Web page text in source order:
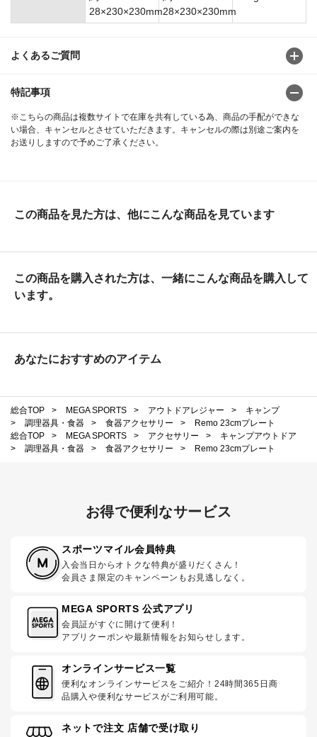
よくあるご質問
特記事項
※こちらの商品は複数サイトで在庫を共有している為、商品の手配ができな
い場合、キャンセルとさせていただきます。キャンセルの際は別途ご案内を
お送りしますので予めご了承ください。
28×230×230mm28×230×230mm
この商品を見た方は、他にこんな商品を見ています
この商品を購入された方は、一緒にこんな商品を購入して
います。
あなたにおすすめのアイテム
総合TOP > MEGA SPORTS > アウトドアレジャー >
キャンプ
>
調理器具・食器 > 食器アクセサリー >
Remo 23cmプレート
総合TOP
> MEGA SPORTS > アクセサリー >
キャンプアウトドア
>
調理器具・食器 > 食器アクセサリー > Remo 23cmプレート
お得で便利なサービス
スポーツマイル会員特典
入会当日からオトクな特典が盛りだくさん！
会員さま限定のキャンペーンもお見逃しなく。
MEGA SPORTS 公式アプリ
会員証がすぐに開けて便利！
アプリクーポンや最新情報をお知らせします。
オンラインサービス一覧
便利なオンラインサービスをご紹介！24時間365日商
品購入や便利なサービスがご利用可能。
ネットで注文 店舗で受け取り